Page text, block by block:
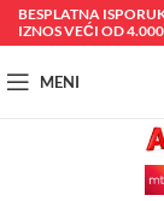
BESPLATNA
IZNOS VEĆI OD
MENI